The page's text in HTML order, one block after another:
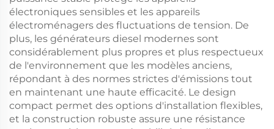
électroniques sensibles et les appareils
électroménagers des fluctuations de tension. De
plus, les générateurs diesel modernes sont
considérablement plus propres et plus respectueux
de l'environnement que les modèles anciens,
répondant à des normes strictes d'émissions tout
en maintenant une haute efficacité. Le design
compact permet des options d'installation flexibles,
et la construction robuste assure une résistance